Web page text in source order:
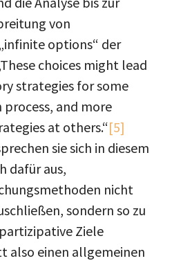
von
options“ der
choices might lead
strategies for some
and more
at others.“[5]
sie sich in diesem
dafür aus,
nicht
sondern so zu
Ziele
also einen allgemeinen